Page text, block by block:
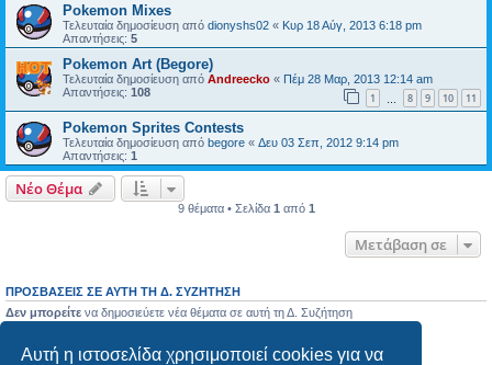
Αυτή η ιστοσελίδα χρησιμοποιεί cookies για να
Pokemon Mixes
Τελευταία δημοσίευση από dionyshs02 « Κυρ 18 Αύγ, 2013 6:18 pm
Απαντήσεις: 5
Pokemon Art (Begore)
Τελευταία δημοσίευση από Andreecko « Πέμ 28 Μαρ, 2013 12:14 am
Απαντήσεις: 108 1 8 9 10 11
Pokemon Sprites Contests
Τελευταία δημοσίευση από begore « Δευ 03 Σεπ, 2012 9:14 pm
Απαντήσεις: 1
Νέο Θέμα
9 θέματα • Σελίδα 1 από 1
Μετάβαση σε
ΠΡΟΣΒΆΣΕΙΣ ΣΕ ΑΥΤΉ ΤΗ Δ. ΣΥΖΉΤΗΣΗ
Δεν μπορείτε να δημοσιεύετε νέα θέματα σε αυτή τη Δ. Συζήτηση
Δεν μπορείτενα διαγράφετε τις δημοσιεύσεις σας σε αυτή τη Δ. Συζήτηση